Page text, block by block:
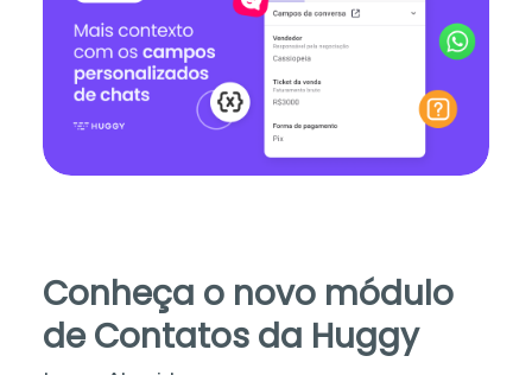
Conheça o novo módulo
de Contatos da Huggy